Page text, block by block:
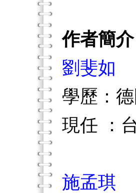
作者簡介
劉斐如
學歷：
現任 ：
施孟琪